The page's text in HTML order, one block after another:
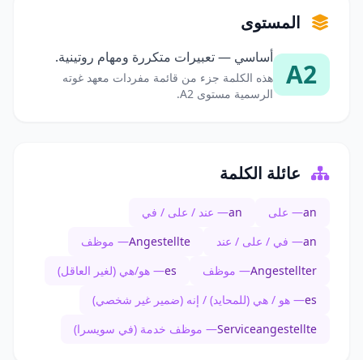
المستوى
A2
أساسي — تعبيرات متكررة ومهام روتينية.
هذه الكلمة جزء من قائمة مفردات معهد غوته
الرسمية مستوى A2.
عائلة الكلمة
an— على an— عند / على / في
an— في / على / عند Angestellte— موظف
Angestellter— موظف es— هو/هي (لغير العاقل)
es— هو / هي (للمحايد) / إنه (ضمير غير شخصي)
Serviceangestellte— موظف خدمة (في سويسرا)